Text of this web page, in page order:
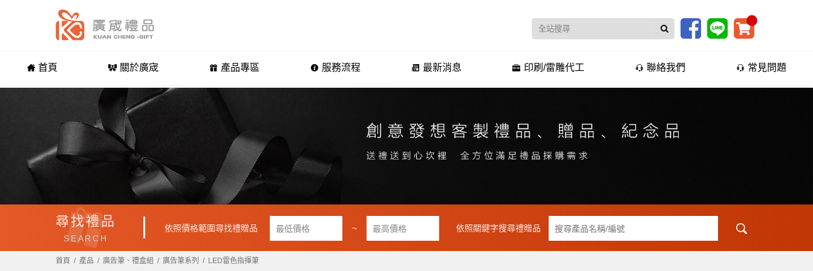
首頁 關於廣宬 產品專區 服務流程 最新消息 印刷/雷雕代工 聯絡我們 常見問題
尋找禮品
SEARCH
依照價格範圍尋找禮贈品 ~ 依照關鍵字搜尋禮贈品
首頁 產品 廣告筆、禮盒組 廣告筆系列 LED雷色指揮筆